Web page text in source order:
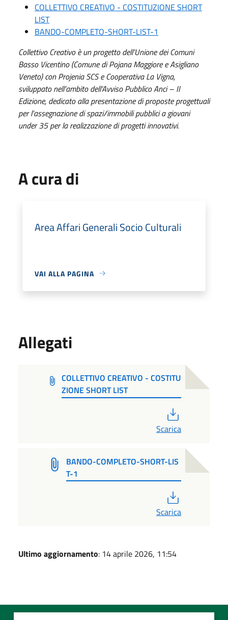
COLLETTIVO CREATIVO - COSTITUZIONE SHORT
LIST
BANDO-COMPLETO-SHORT-LIST-1
Collettivo Creativo è un progetto dell’Unione dei Comuni
Basso Vicentino (Comune di Pojana Maggiore e Asigliano
Veneto) con Projenia SCS e Cooperativa La Vigna,
sviluppato nell’ambito dell’Avviso Pubblico Anci – II
Edizione, dedicato alla presentazione di proposte progettuali
per l’assegnazione di spazi/immobili pubblici a giovani
under 35 per la realizzazione di progetti innovativi.
A cura di
Area Affari Generali Socio Culturali
VAI ALLA PAGINA
Allegati
COLLETTIVO CREATIVO - COSTITU
ZIONE SHORT LIST
Scarica
BANDO-COMPLETO-SHORT-LIS
T-1
Scarica
Ultimo aggiornamento: 14 aprile 2026, 11:54